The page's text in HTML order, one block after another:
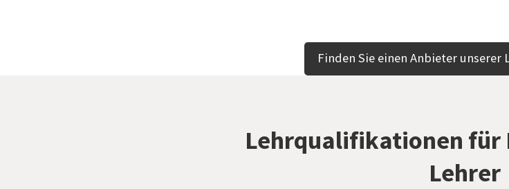
Finden Sie einen Anbieter
Lehrqualifikationen für
Lehrer